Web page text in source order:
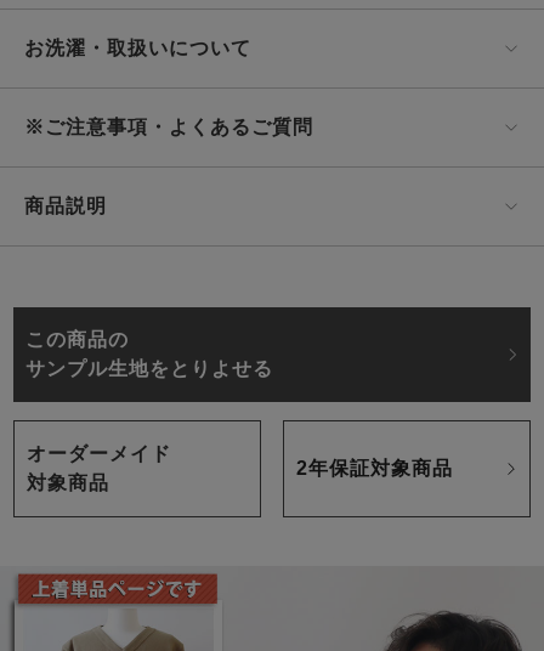
お洗濯・取扱いについて
※ご注意事項・よくあるご質問
商品説明
この商品の
サンプル生地をとりよせる
オーダーメイド
対象商品
2年保証対象商品